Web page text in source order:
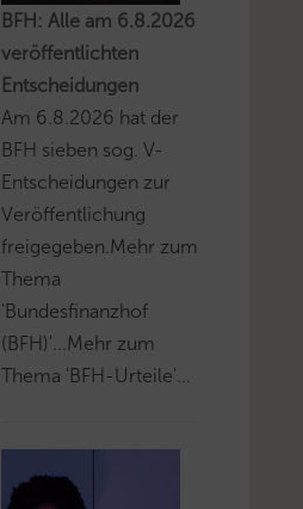
BFH: Alle am 6.8.2026
veröffentlichten
Entscheidungen
Am 6.8.2026 hat der
BFH sieben sog. V-
Entscheidungen zur
Veröffentlichung
freigegeben.Mehr zum
Thema
'Bundesfinanzhof
(BFH)'...Mehr zum
Thema 'BFH-Urteile'...